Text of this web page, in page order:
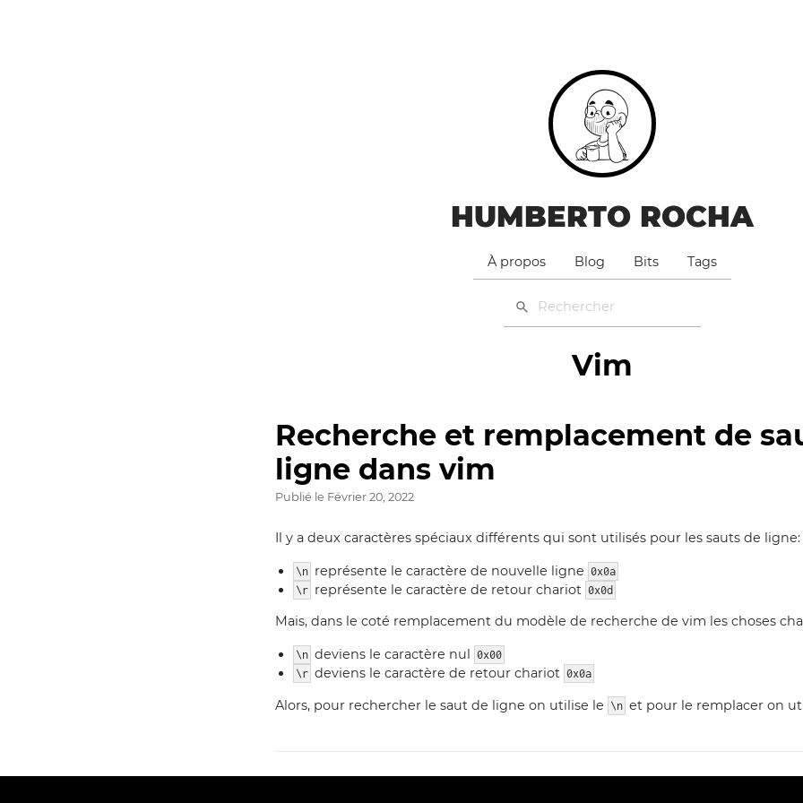
HUMBERTO ROCHA
À propos Blog Bits Tags
Vim
Recherche et remplacement de
ligne dans vim
Publié le Février 20, 2022
Il y a deux caractères spéciaux différents qui sont utilisés pour les sauts de ligne:
\n représente le caractère de nouvelle ligne 0x0a
\r représente le caractère de retour chariot 0x0d
Mais, dans le coté remplacement du modèle de recherche de vim les choses
\n deviens le caractère nul 0x00
\r deviens le caractère de retour chariot 0x0a
Alors, pour rechercher le saut de ligne on utilise le \n et pour le remplacer on